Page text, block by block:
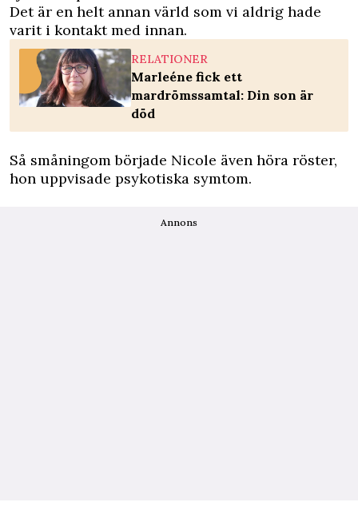
Det är en helt annan värld som vi aldrig hade
varit i kontakt med innan.
RELATIONER
Marleéne fick ett
mardrömssamtal: Din son är
död
Så småningom började Nicole även höra röster,
hon uppvisade psykotiska symtom.
Annons